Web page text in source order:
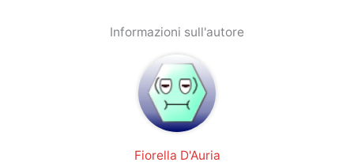
Informazioni sull'autore
Fiorella D'Auria